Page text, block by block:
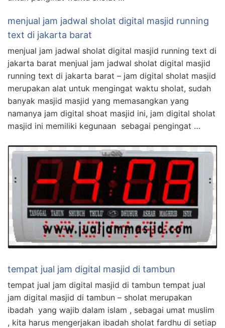
menjual jam jadwal sholat digital masjid running
text di jakarta barat
menjual jam jadwal sholat digital masjid running text di
jakarta barat menjual jam jadwal sholat digital masjid
running text di jakarta barat – jam digital sholat masjid
merupakan alat untuk mengingat waktu sholat, sudah
banyak masjid masjid yang memasangkan yang
namanya jam digital shoat masjid ini, jam digital sholat
masjid ini memiliki kegunaan sebagai pengingat …
tempat jual jam digital masjid di tambun
tempat jual jam digital masjid di tambun tempat jual
jam digital masjid di tambun – sholat merupakan
ibadah yang wajib dalam islam , sebagai umat muslim
, kita harus mengerjakan ibadah sholat fardhu di setiap